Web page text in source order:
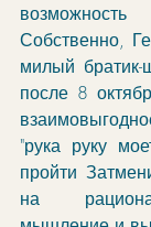
Собственно,
милый
после 8
"рука руку
пройти
на